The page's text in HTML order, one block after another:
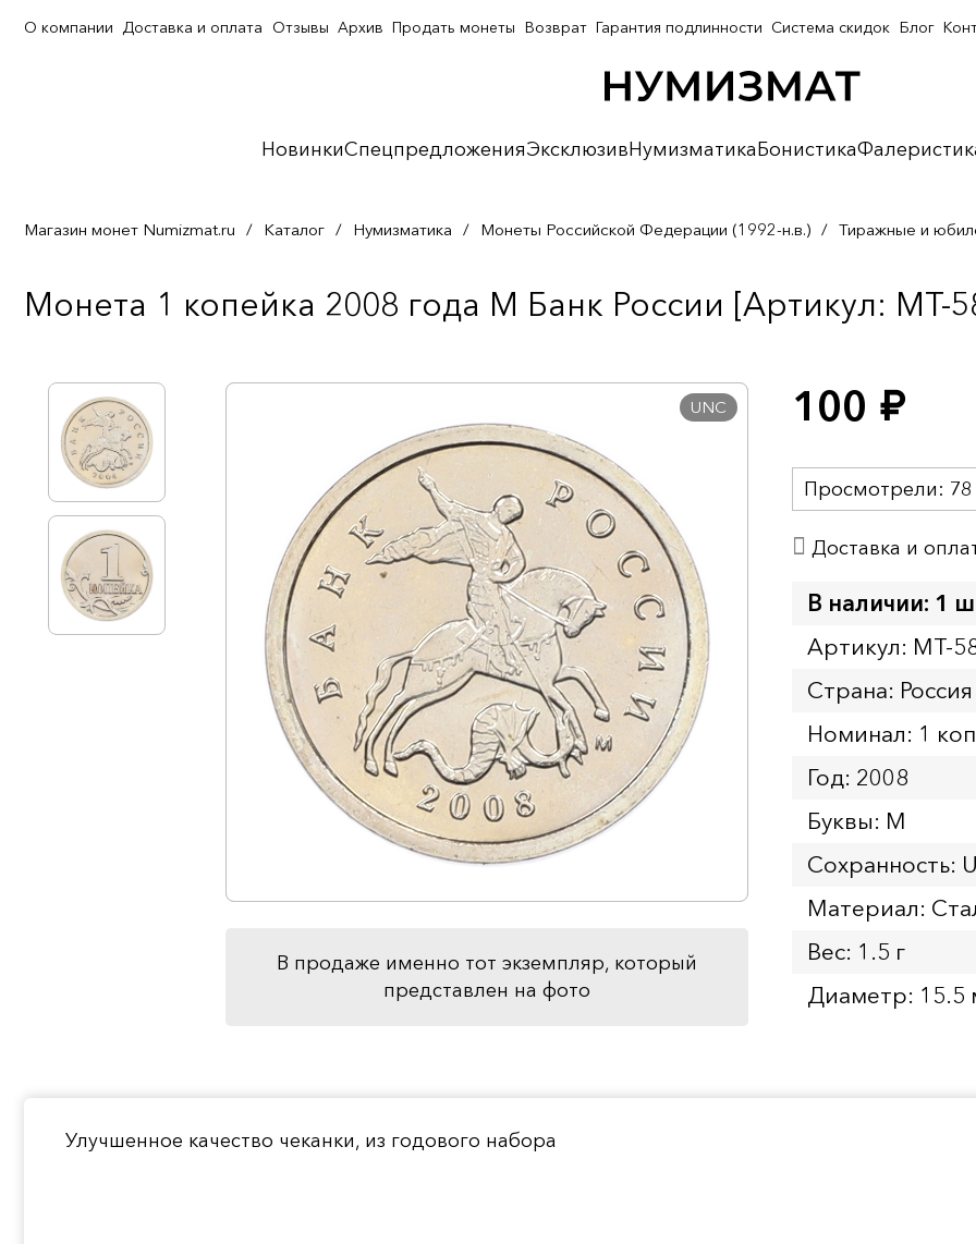
НовинкиСпецпредложенияЭксклюзивНумизматикаБонистика
О компании Доставка и оплата Отзывы Архив Продать монеты Возврат Гарантия подлинности Система скидок Блог
Магазин монет Numizmat.ru / Каталог / Нумизматика / Монеты Российской Федерации (1992-н.в.) / Тиражные и
Монета 1 копейка 2008 года M Банк России [Артикул: MT-
UNC
В продаже именно тот экземпляр, который
представлен на фото
100 руб.
Просмотрели: 78
Доставка и
В наличии: 1
Артикул: MT-
Страна: Россия
Номинал: 1
Год: 2008
Буквы: М
Сохранность:
Материал:
Вес: 1.5 г
Диаметр: 15.5
Улучшенное качество чеканки, из годового набора